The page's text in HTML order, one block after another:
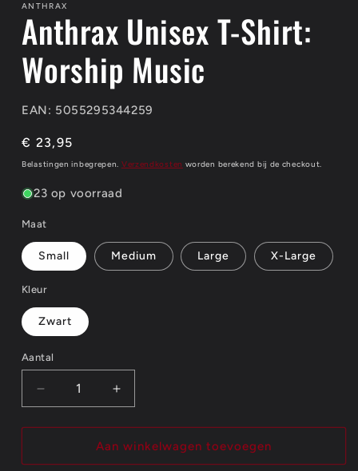
ANTHRAX
Anthrax Unisex T-Shirt:
Worship Music
EAN: 5055295344259
Normale
prijs
€ 23,95
Belastingen inbegrepen. Verzendkosten worden berekend bij de checkout.
23 op voorraad
Maat
Small Medium Large X-Large
Kleur
Zwart
Aantal
Aantal
Aantal
verlagen
voor
Unisex
Aantal
verhogen
voor
Anthrax
Unisex
Aan winkelwagen toevoegen